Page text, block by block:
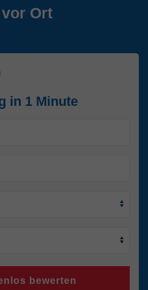
Ort
in 1 Minute
bewerten